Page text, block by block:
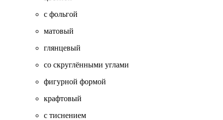
с фольгой
матовый
глянцевый
со скруглёнными углами
фигурной формой
крафтовый
с тиснением